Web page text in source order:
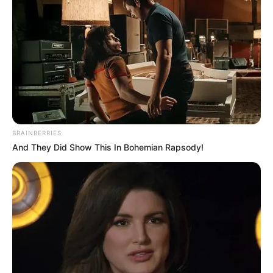
complet)
BRAINBERRIES
And They Did Show This In Bohemian Rapsody!